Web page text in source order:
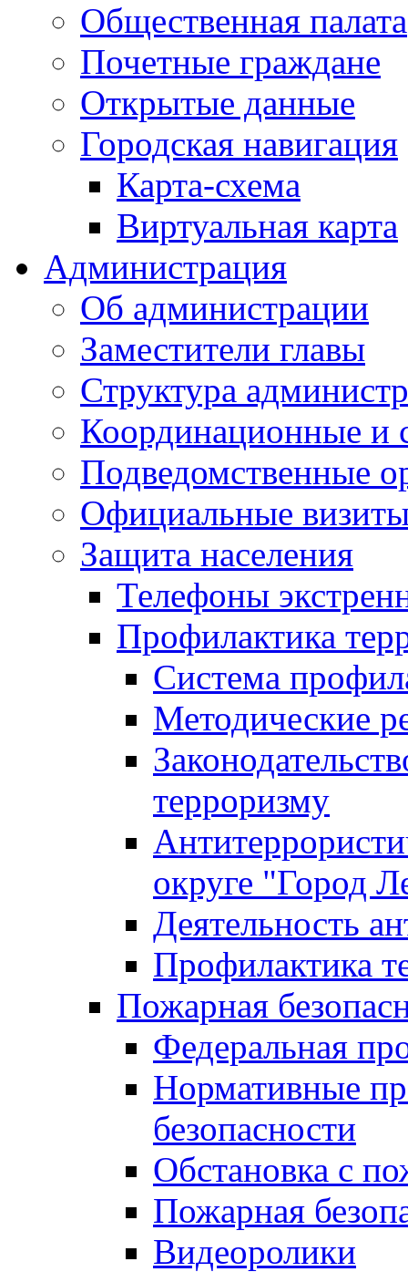
Общественная палата
Почетные граждане
Открытые данные
Городская навигация
Карта-схема
Виртуальная карта
Администрация
Об администрации
Заместители главы
Структура
Координационные и
Подведомственные
Официальные
Защита населения
Телефоны
Профилактика
Система
Методические
терроризму
округе "Город
Деятельность
Профилактика
Пожарная
Федеральная
Нормативные
безопасности
Обстановка с
Пожарная
Видеоролики